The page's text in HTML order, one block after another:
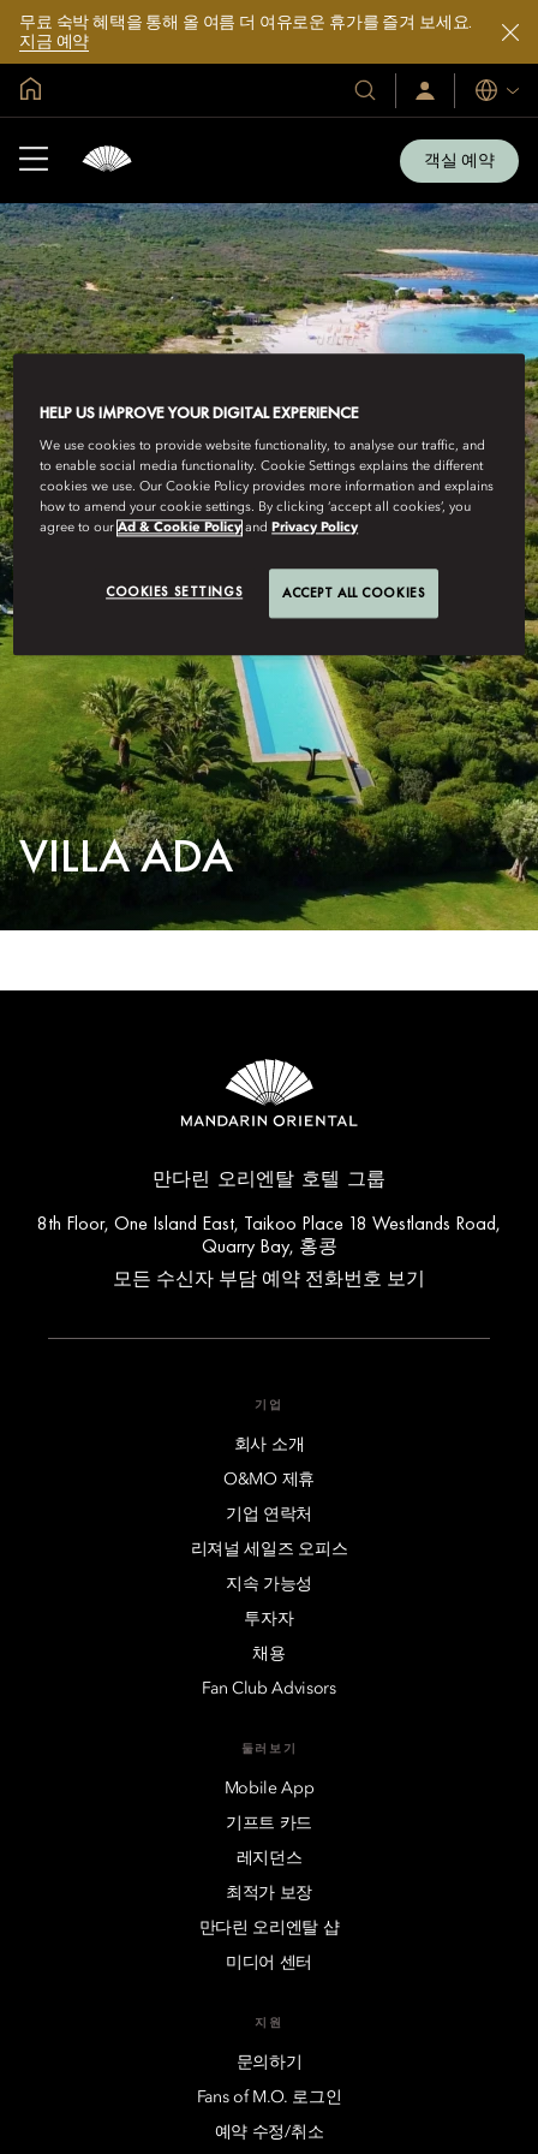
무료 숙박 혜택을 통해 올 여름 더 여유로운 휴가를 즐겨 보세요.
지금 예약
호
텔
트
소
개
로
그
지
금
입
언
어
객실 예약
VILLA ADA
만다린 오리엔탈 호텔 그룹
8th Floor, One Island East, Taikoo Place 18 Westlands Road,
Quarry Bay, 홍콩
모든 수신자 부담 예약 전화번호 보기
기업
회사 소개
O&MO 제휴
기업 연락처
리져널 세일즈 오피스
지속 가능성
투자자
채용
Fan Club Advisors
둘러보기
Mobile App
기프트 카드
레지던스
최적가 보장
만다린 오리엔탈 샵
미디어 센터
지원
문의하기
Fans of M.O. 로그인
예약 수정/취소
HELP US IMPROVE YOUR DIGITAL EXPERIENCE
We use cookies to provide website functionality, to analyse our traffic, and
to enable social media functionality. Cookie Settings explains the different
cookies we use. Our Cookie Policy provides more information and explains
how to amend your cookie settings. By clicking ‘accept all cookies’, you
agree to ourAd & Cookie Policy and Privacy Policy
COOKIES SETTINGS ACCEPT ALL COOKIES